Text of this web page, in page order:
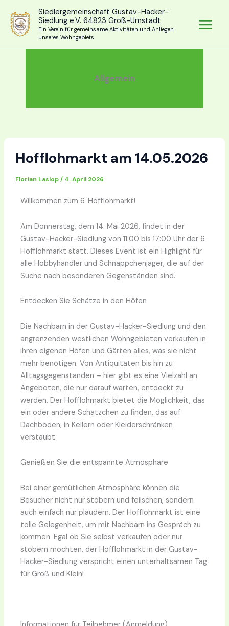
Inhalt
springen
Siedlergemeinschaft Gustav-Hacker-
Siedlung e.V. 64823 Groß-Umstadt
Ein Verein für gemeinsame Aktivitäten und Anliegen
unseres Wohngebiets
Allgemein
Hofflohmarkt am 14.05.2026
Florian Laslop/ 4. April 2026
Willkommen zum 6. Hofflohmarkt!
Am Donnerstag, dem 14. Mai 2026, findet in der
Gustav-Hacker-Siedlung von 11:00 bis 17:00 Uhr der 6.
Hofflohmarkt statt. Dieses Event ist ein Highlight für
alle Hobbyhändler und Schnäppchenjäger, die auf der
Suche nach besonderen Gegenständen sind.
Entdecken Sie Schätze in den Höfen
Die Nachbarn in der Gustav-Hacker-Siedlung und den
angrenzenden westlichen Wohngebieten verkaufen in
ihren eigenen Höfen und Gärten alles, was sie nicht
mehr benötigen. Von Antiquitäten bis hin zu
Alltagsgegenständen – hier gibt es eine Vielzahl an
Angeboten, die nur darauf warten, entdeckt zu
werden. Der Hofflohmarkt bietet die Möglichkeit, das
ein oder andere Schätzchen zu finden, das auf
Dachböden, in Kellern oder Kleiderschränken
verstaubt.
Genießen Sie die entspannte Atmosphäre
Bei einer gemütlichen Atmosphäre können die
Besucher nicht nur stöbern und feilschen, sondern
auch einfach nur plaudern. Der Hofflohmarkt ist eine
tolle Gelegenheit, um mit Nachbarn ins Gespräch zu
kommen. Egal ob Sie selbst verkaufen oder nur
stöbern möchten, der Hofflohmarkt in der Gustav-
Hacker-Siedlung verspricht einen unterhaltsamen Tag
für Groß und Klein!